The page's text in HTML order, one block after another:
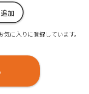
加
気に入りに登録しています。